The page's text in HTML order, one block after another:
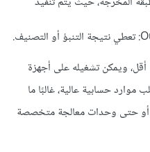
أقل، ويمكن تشغيله على أجهزة
موارد حسابية عالية، غالبًا ما
أو حتى وحدات معالجة متخصصة